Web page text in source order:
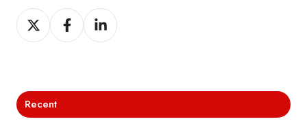
Deel Deel Deel
Recent